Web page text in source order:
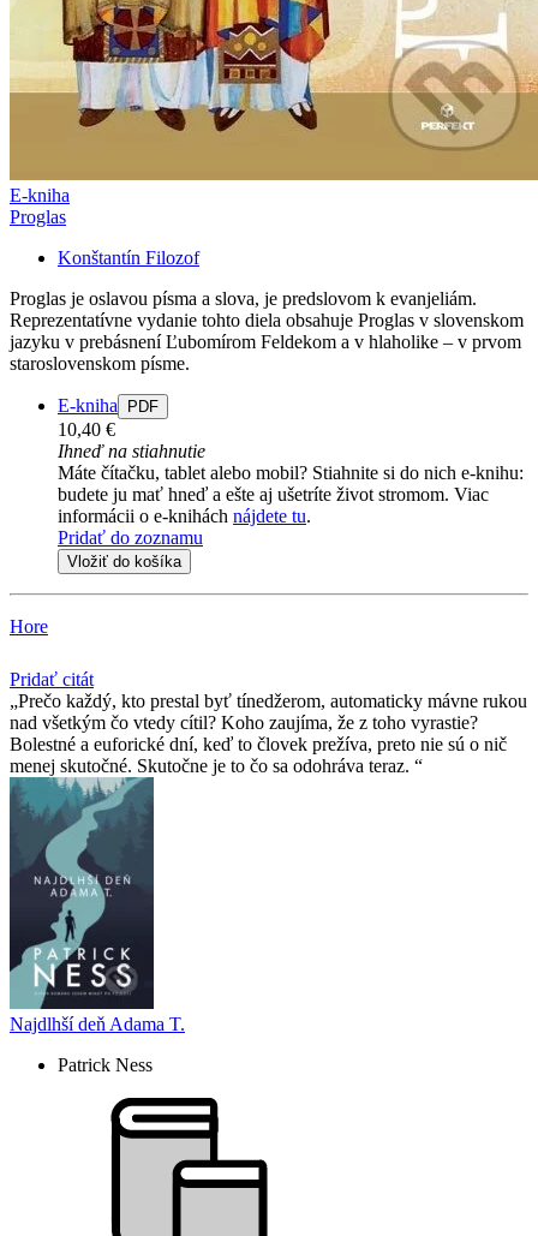
E-kniha
Proglas
Konštantín Filozof
Proglas je oslavou písma a slova, je predslovom k evanjeliám.
Reprezentatívne vydanie tohto diela obsahuje Proglas v slovenskom
jazyku v prebásnení Ľubomírom Feldekom a v hlaholike – v prvom
staroslovenskom písme.
E-kniha PDF
10,40 €
Ihneď na stiahnutie
Máte čítačku, tablet alebo mobil? Stiahnite si do nich e-knihu:
budete ju mať hneď a ešte aj ušetríte život stromom. Viac
informácii o e-knihách nájdete tu.
Pridať do zoznamu
Vložiť do košíka
Hore
Pridať citát
Prečo každý, kto prestal byť tínedžerom, automaticky mávne rukou
nad všetkým čo vtedy cítil? Koho zaujíma, že z toho vyrastie?
Bolestné a euforické dní, keď to človek prežíva, preto nie sú o nič
menej skutočné. Skutočne je to čo sa odohráva teraz.
Najdlhší deň Adama T.
Patrick Ness